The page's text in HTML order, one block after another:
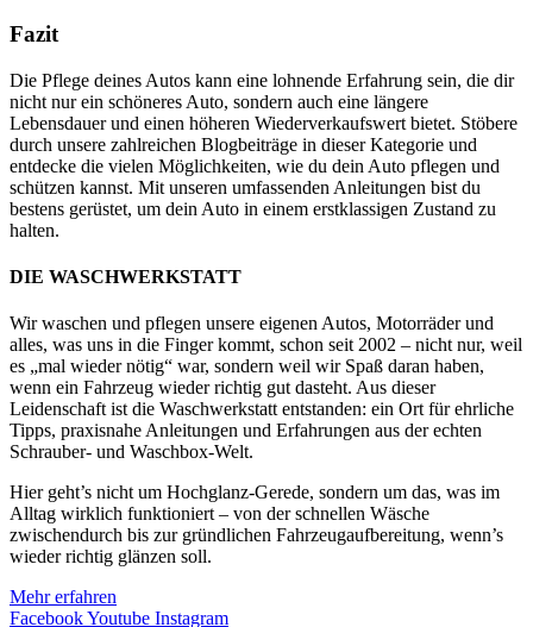
Fazit
Die Pflege deines Autos kann eine lohnende Erfahrung sein, die dir
nicht nur ein schöneres Auto, sondern auch eine längere
Lebensdauer und einen höheren Wiederverkaufswert bietet. Stöbere
durch unsere zahlreichen Blogbeiträge in dieser Kategorie und
entdecke die vielen Möglichkeiten, wie du dein Auto pflegen und
schützen kannst. Mit unseren umfassenden Anleitungen bist du
bestens gerüstet, um dein Auto in einem erstklassigen Zustand zu
halten.
DIE WASCHWERKSTATT
Wir waschen und pflegen unsere eigenen Autos, Motorräder und
alles, was uns in die Finger kommt, schon seit 2002 – nicht nur, weil
es „mal wieder nötig“ war, sondern weil wir Spaß daran haben,
wenn ein Fahrzeug wieder richtig gut dasteht. Aus dieser
Leidenschaft ist die Waschwerkstatt entstanden: ein Ort für ehrliche
Tipps, praxisnahe Anleitungen und Erfahrungen aus der echten
Schrauber- und Waschbox-Welt.
Hier geht’s nicht um Hochglanz-Gerede, sondern um das, was im
Alltag wirklich funktioniert – von der schnellen Wäsche
zwischendurch bis zur gründlichen Fahrzeugaufbereitung, wenn’s
wieder richtig glänzen soll.
Mehr erfahren
FacebookYoutube Instagram